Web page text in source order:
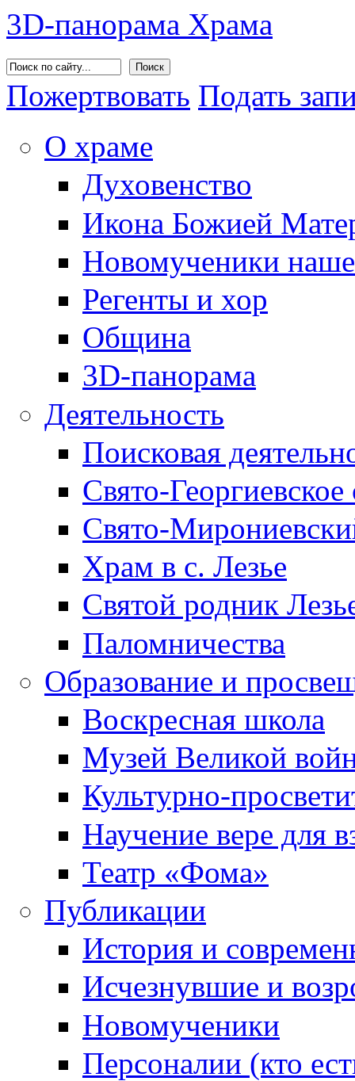
3D-панорама Храма
Пожертвовать Подать
О храме
Духовенство
Икона Божией
Новомученики
Регенты и хор
Община
3D-панорама
Деятельность
Поисковая
Свято-Георгиевское
Свято-
Храм в с. Лезье
Святой родник
Паломничества
Образование и
Воскресная школа
Музей Великой
Культурно-
Научение вере для
Театр «Фома»
Публикации
История и
Исчезнувшие и
Новомученики
Персоналии (кто